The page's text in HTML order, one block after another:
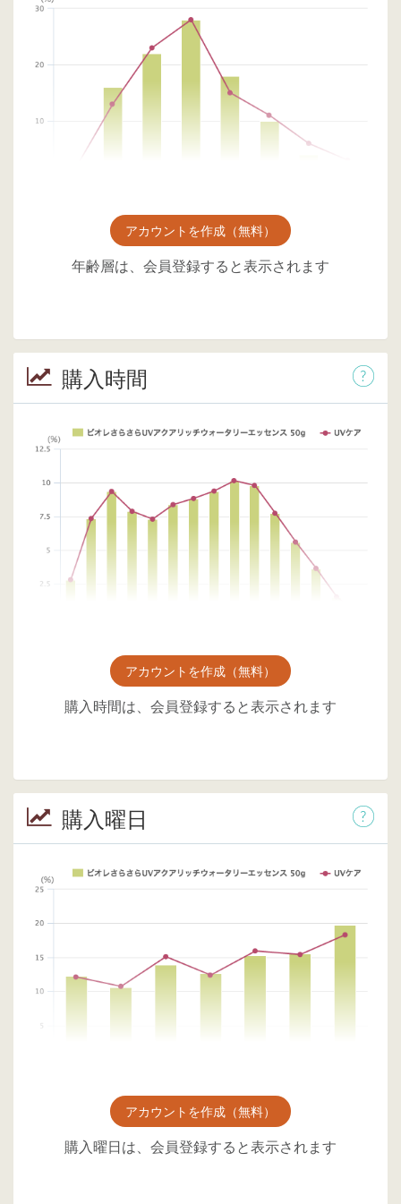
アカウントを作成（無料）
年齢層は、会員登録すると表示されます
購入時間
アカウントを作成（無料）
購入時間は、会員登録すると表示されます
購入曜日
アカウントを作成（無料）
購入曜日は、会員登録すると表示されます